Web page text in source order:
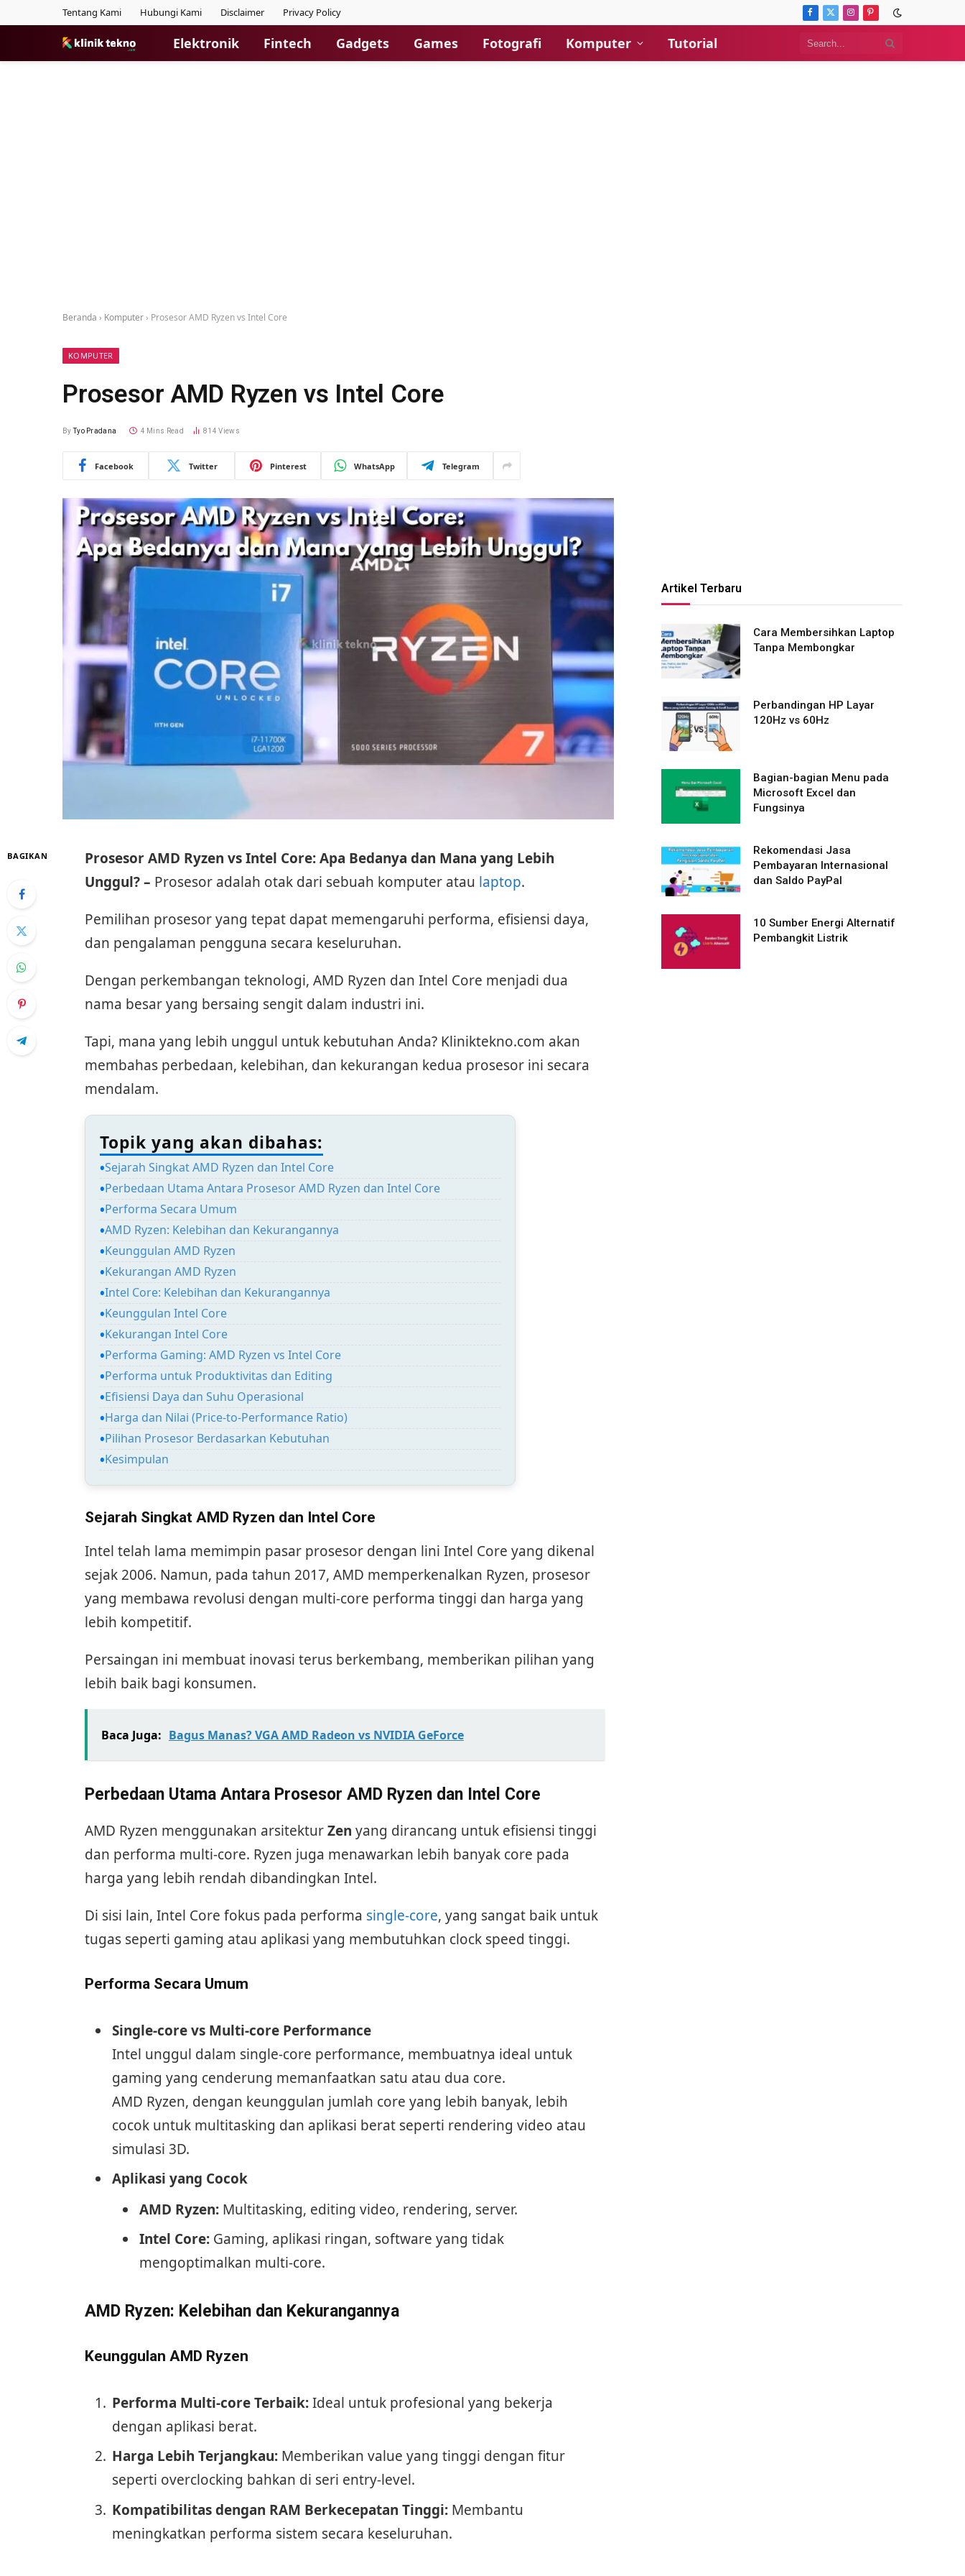
Tentang Kami Hubungi Kami Disclaimer Privacy Policy Facebook
X
Instagram
Pinterest
Elektronik Fintech Gadgets Games Fotografi Komputer Tutorial
Beranda › Komputer › Prosesor AMD Ryzen vs Intel Core
KOMPUTER
Prosesor AMD Ryzen vs Intel Core
By Tyo Pradana 4 Mins Read 814Views
Facebook Twitter Pinterest WhatsApp Telegram
BAGIKAN
Prosesor AMD Ryzen vs Intel Core: Apa Bedanya dan Mana yang Lebih
Unggul? – Prosesor adalah otak dari sebuah komputer atau laptop.
Pemilihan prosesor yang tepat dapat memengaruhi performa, efisiensi daya,
dan pengalaman pengguna secara keseluruhan.
Dengan perkembangan teknologi, AMD Ryzen dan Intel Core menjadi dua
nama besar yang bersaing sengit dalam industri ini.
Tapi, mana yang lebih unggul untuk kebutuhan Anda? Kliniktekno.com akan
membahas perbedaan, kelebihan, dan kekurangan kedua prosesor ini secara
mendalam.
Topik yang akan dibahas:
Sejarah Singkat AMD Ryzen dan Intel Core
Perbedaan Utama Antara Prosesor AMD Ryzen dan Intel Core
Performa Secara Umum
AMD Ryzen: Kelebihan dan Kekurangannya
Keunggulan AMD Ryzen
Kekurangan AMD Ryzen
Intel Core: Kelebihan dan Kekurangannya
Keunggulan Intel Core
Kekurangan Intel Core
Performa Gaming: AMD Ryzen vs Intel Core
Performa untuk Produktivitas dan Editing
Efisiensi Daya dan Suhu Operasional
Harga dan Nilai (Price-to-Performance Ratio)
Pilihan Prosesor Berdasarkan Kebutuhan
Kesimpulan
Sejarah Singkat AMD Ryzen dan Intel Core
Intel telah lama memimpin pasar prosesor dengan lini Intel Core yang dikenal
sejak 2006. Namun, pada tahun 2017, AMD memperkenalkan Ryzen, prosesor
yang membawa revolusi dengan multi-core performa tinggi dan harga yang
lebih kompetitif.
Persaingan ini membuat inovasi terus berkembang, memberikan pilihan yang
lebih baik bagi konsumen.
Baca Juga: Bagus Manas? VGA AMD Radeon vs NVIDIA GeForce
Perbedaan Utama Antara Prosesor AMD Ryzen dan Intel Core
AMD Ryzen menggunakan arsitekturZen yang dirancang untuk efisiensi tinggi
dan performa multi-core. Ryzen juga menawarkan lebih banyak core pada
harga yang lebih rendah dibandingkan Intel.
Di sisi lain, Intel Core fokus pada performa single-core, yang sangat baik untuk
tugas seperti gaming atau aplikasi yang membutuhkan clock speed tinggi.
Performa Secara Umum
Single-core vs Multi-core Performance
Intel unggul dalam single-core performance, membuatnya ideal untuk
gaming yang cenderung memanfaatkan satu atau dua core.
AMD Ryzen, dengan keunggulan jumlah core yang lebih banyak, lebih
cocok untuk multitasking dan aplikasi berat seperti rendering video atau
simulasi 3D.
Aplikasi yang Cocok
AMD Ryzen:Multitasking, editing video, rendering, server.
Intel Core:Gaming, aplikasi ringan, software yang tidak
mengoptimalkan multi-core.
AMD Ryzen: Kelebihan dan Kekurangannya
Keunggulan AMD Ryzen
Performa Multi-core Terbaik:Ideal untuk profesional yang bekerja
dengan aplikasi berat.
Harga Lebih Terjangkau:Memberikan value yang tinggi dengan fitur
seperti overclocking bahkan di seri entry-level.
Kompatibilitas dengan RAM Berkecepatan Tinggi:Membantu
meningkatkan performa sistem secara keseluruhan.
Artikel Terbaru
Cara Membersihkan Laptop
Tanpa Membongkar
Perbandingan HP Layar
120Hz vs 60Hz
Bagian-bagian Menu pada
Microsoft Excel dan
Fungsinya
Rekomendasi Jasa
Pembayaran Internasional
dan Saldo PayPal
10 Sumber Energi Alternatif
Pembangkit Listrik